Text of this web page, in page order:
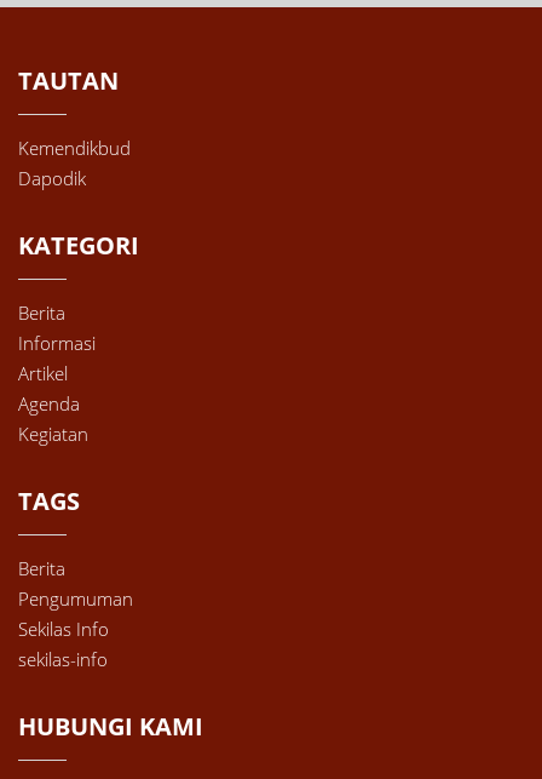
TAUTAN
Kemendikbud
Dapodik
KATEGORI
Berita
Informasi
Artikel
Agenda
Kegiatan
TAGS
Berita
Pengumuman
Sekilas Info
sekilas-info
HUBUNGI KAMI